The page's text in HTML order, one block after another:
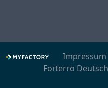
Impressum
Forterro